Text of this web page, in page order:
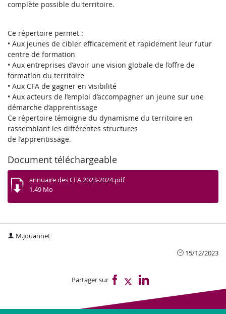
complète possible du territoire.
Ce répertoire permet :
• Aux jeunes de cibler efficacement et rapidement leur futur
centre de formation
• Aux entreprises d’avoir une vision globale de l’offre de
formation du territoire
• Aux CFA de gagner en visibilité
• Aux acteurs de l’emploi d’accompagner un jeune sur une
démarche d’apprentissage
Ce répertoire témoigne du dynamisme du territoire en
rassemblant les différentes structures
de l’apprentissage.
Document téléchargeable
annuaire des CFA 2023-2024.pdf
1.49 Mo
M.Jouannet
15/12/2023
Partager sur